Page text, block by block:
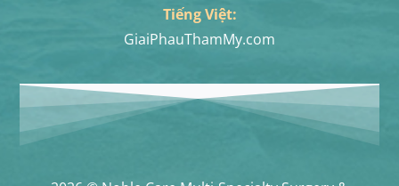
Tiếng Việt:
GiaiPhauThamMy.com